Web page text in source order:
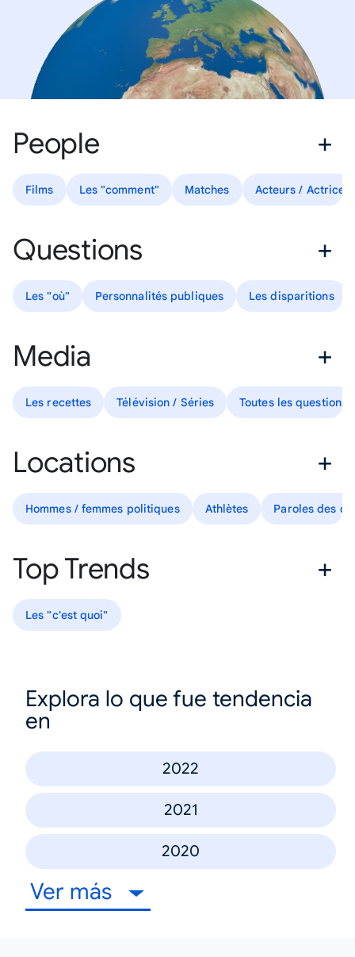
People
Films Les "comment" Matches Acteurs / Actrices
Questions
Les "où" Personnalités publiques Les disparitions
Media
Les recettes Télévision / Séries Toutes les questions
Locations
Hommes / femmes politiques Athlètes Paroles des
Top Trends
Les "c'est quoi"
Explora lo que fue tendencia
en
2022
2021
2020
Ver más